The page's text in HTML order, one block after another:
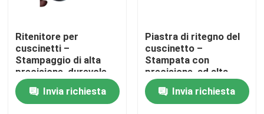
Circa noi
Giro della fabbrica
Controllo di qualità
Ritenitore per
cuscinetti –
Stampaggio di alta
precisione, durevole,
resistente alla
corrosione,
personalizzabile
Invia richiesta
Piastra di ritegno del
cuscinetto –
Stampata con
precisione, ad alta
resistenza, resistente
alla corrosione, OEM
personalizzato
Invia richiesta